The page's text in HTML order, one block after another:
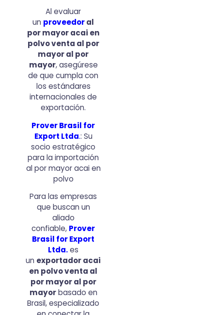
Al evaluar
un proveedoral
por mayor acai en
polvo venta al por
mayor al por
mayor, asegúrese
de que cumpla con
los estándares
internacionales de
exportación.
Prover Brasil for
Export Ltda.: Su
socio estratégico
para la importación
al por mayor acai en
polvo
Para las empresas
que buscan un
aliado
confiable, Prover
Brasil for Export
Ltda.es
un exportador acai
en polvo venta al
por mayor al por
mayorbasado en
Brasil, especializado